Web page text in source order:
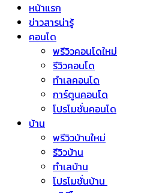
หน้าแรก
ข่าวสารน่ารู้
คอนโด
พรีวิวคอนโดใหม่
รีวิวคอนโด
ทำเลคอนโด
การ์ตูนคอนโด
โปรโมชั่นคอนโด
บ้าน
พรีวิวบ้านใหม่
รีวิวบ้าน
ทำเลบ้าน
โปรโมชั่นบ้าน